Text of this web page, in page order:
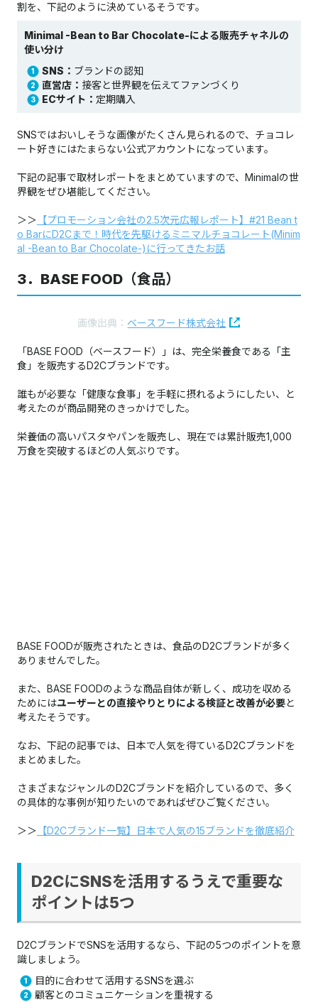
割を、下記のように決めているそうです。
Minimal -Bean to Bar Chocolate-による販売チャネルの
使い分け
SNS： ブランドの認知
直営店： 接客と世界観を伝えてファンづくり
ECサイト： 定期購入
SNSではおいしそうな画像がたくさん見られるので、チョコレ
ート好きにはたまらない公式アカウントになっています。
下記の記事で取材レポートをまとめていますので、Minimalの世
界観をぜひ堪能してください。​​​​​​​
＞＞ 【プロモーション会社の2.5次元広報レポート】#21 Bean t
o BarにD2Cまで！時代を先駆けるミニマルチョコレート(Minim
al -Bean to Bar Chocolate-)に行ってきたお話
3．BASE FOOD（食品）
画像出典： ベースフード株式会社
「BASE FOOD（ベースフード）」は、完全栄養食である「主
食」を販売するD2Cブランドです。
誰もが必要な「健康な食事」を手軽に摂れるようにしたい、と
考えたのが商品開発のきっかけでした。
栄養価の高いパスタやパンを販売し、現在では累計販売1,000
万食を突破するほどの人気ぶりです。
BASE FOODが販売されたときは、食品のD2Cブランドが多く
ありませんでした。
また、BASE FOODのような商品自体が新しく、成功を収める
ためにはユーザーとの直接やりとりによる検証と改善が必要と
考えたそうです。
なお、下記の記事では、日本で人気を得ているD2Cブランドを
まとめました。
さまざまなジャンルのD2Cブランドを紹介しているので、多く
の具体的な事例が知りたいのであればぜひご覧ください。​​​​​​​
＞＞ 【D2Cブランド一覧】日本で人気の15ブランドを徹底紹介
D2CにSNSを活用するうえで重要な
ポイントは5つ
D2CブランドでSNSを活用するなら、下記の5つのポイントを意
識しましょう。
目的に合わせて活用するSNSを選ぶ
顧客とのコミュニケーションを重視する